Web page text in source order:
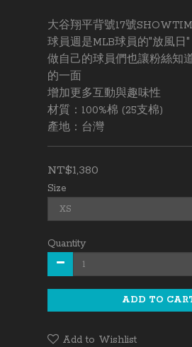
大谷翔平背號17號
球員週是MLB球員的"放風日"
做自己的球員們也讓粉絲知
的一面
增加更多互動與趣味性
材質：100%棉 (25支棉)
產地：台灣
NT$1,380
Size
Quantity
ADD TO
Add to Wishlist